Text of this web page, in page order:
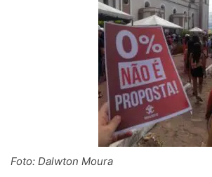
Foto: Dalwton Moura